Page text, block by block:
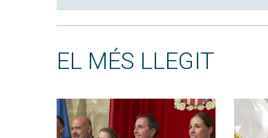
EL MÉS LLEGIT